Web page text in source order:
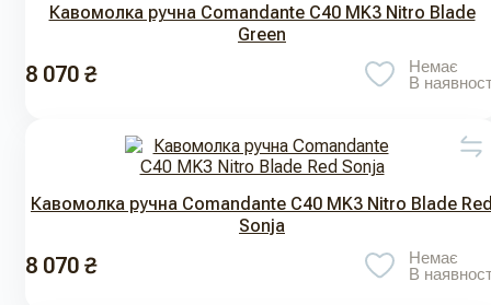
Кавомолка ручна Comandante С40 MK3 Nitro Blade
Green
8 070 ₴
Немає
В
Кавомолка ручна Comandante С40 MK3 Nitro Blade
Sonja
8 070 ₴
Немає
В